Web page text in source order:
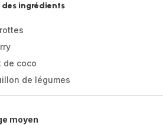
des ingrédients
de coco
de légumes
moyen